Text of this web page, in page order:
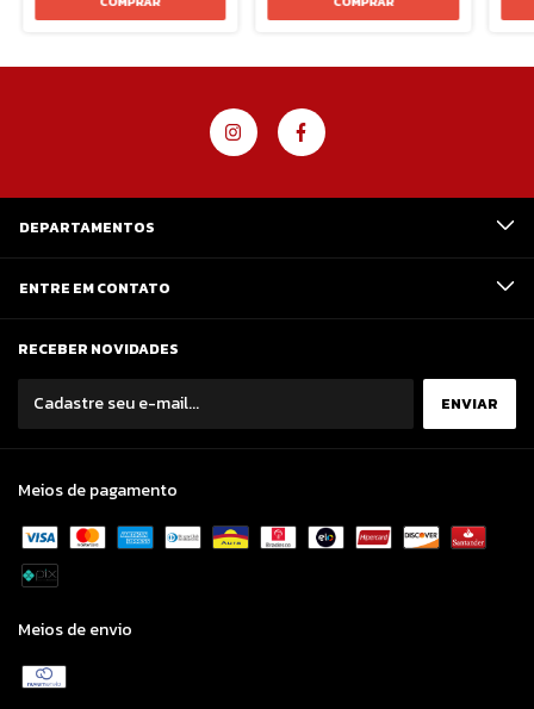
DEPARTAMENTOS
ENTRE EM CONTATO
RECEBER NOVIDADES
Meios de pagamento
Meios de envio